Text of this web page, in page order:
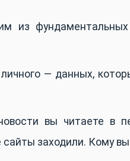
из
— данных,
вы читаете в
заходили. Кому